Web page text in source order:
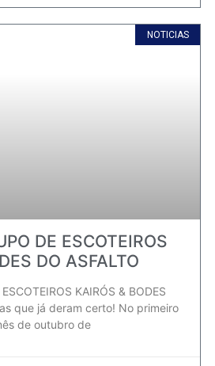
NOTICIAS
DE ESCOTEIROS
DO ASFALTO
KAIRÓS & BODES
que já deram certo! No primeiro
de outubro de